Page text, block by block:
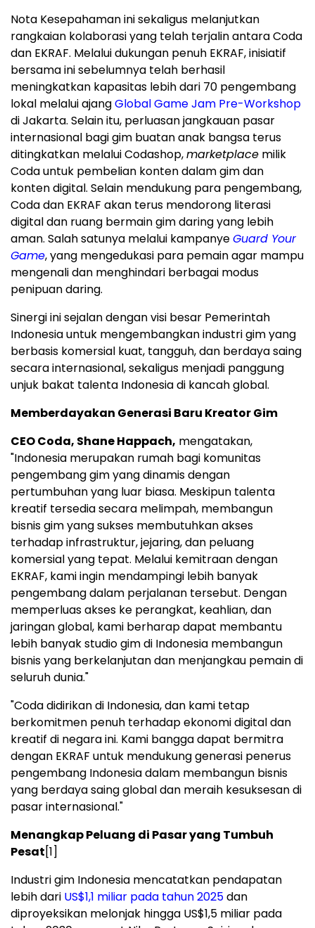
Nota Kesepahaman ini sekaligus melanjutkan
rangkaian kolaborasi yang telah terjalin antara Coda
dan EKRAF. Melalui dukungan penuh EKRAF, inisiatif
bersama ini sebelumnya telah berhasil
meningkatkan kapasitas lebih dari 70 pengembang
lokal melalui ajangGlobal Game Jam Pre-Workshop
di Jakarta. Selain itu, perluasan jangkauan pasar
internasional bagi gim buatan anak bangsa terus
ditingkatkan melalui Codashop,marketplace milik
Coda untuk pembelian konten dalam gim dan
konten digital. Selain mendukung para pengembang,
Coda dan EKRAF akan terus mendorong literasi
digital dan ruang bermain gim daring yang lebih
aman. Salah satunya melalui kampanyeGuard Your
Game, yang mengedukasi para pemain agar mampu
mengenali dan menghindari berbagai modus
penipuan daring.
Sinergi ini sejalan dengan visi besar Pemerintah
Indonesia untuk mengembangkan industri gim yang
berbasis komersial kuat, tangguh, dan berdaya saing
secara internasional, sekaligus menjadi panggung
unjuk bakat talenta Indonesia di kancah global.
Memberdayakan Generasi Baru Kreator Gim
CEO Coda, Shane Happach, mengatakan,
"Indonesia merupakan rumah bagi komunitas
pengembang gim yang dinamis dengan
pertumbuhan yang luar biasa. Meskipun talenta
kreatif tersedia secara melimpah, membangun
bisnis gim yang sukses membutuhkan akses
terhadap infrastruktur, jejaring, dan peluang
komersial yang tepat. Melalui kemitraan dengan
EKRAF, kami ingin mendampingi lebih banyak
pengembang dalam perjalanan tersebut. Dengan
memperluas akses ke perangkat, keahlian, dan
jaringan global, kami berharap dapat membantu
lebih banyak studio gim di Indonesia membangun
bisnis yang berkelanjutan dan menjangkau pemain di
seluruh dunia."
"Coda didirikan di Indonesia, dan kami tetap
berkomitmen penuh terhadap ekonomi digital dan
kreatif di negara ini. Kami bangga dapat bermitra
dengan EKRAF untuk mendukung generasi penerus
pengembang Indonesia dalam membangun bisnis
yang berdaya saing global dan meraih kesuksesan di
pasar internasional."
Menangkap Peluang di Pasar yang Tumbuh
Pesat[1]
Industri gim Indonesia mencatatkan pendapatan
lebih dari US$1,1 miliar pada tahun 2025dan
diproyeksikan melonjak hingga US$1,5 miliar pada